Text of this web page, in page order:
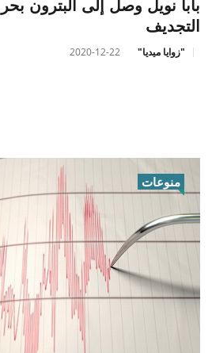
بابا نويل وصل إلى البترون
التجديف
"زوايا ميديا" 2020-12-22
منوعات